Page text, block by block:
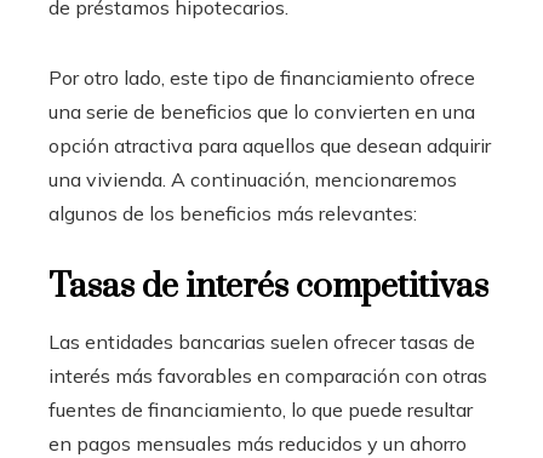
de préstamos hipotecarios.
Por otro lado, este tipo de financiamiento ofrece
una serie de beneficios que lo convierten en una
opción atractiva para aquellos que desean adquirir
una vivienda. A continuación, mencionaremos
algunos de los beneficios más relevantes:
Tasas de interés competitivas
Las entidades bancarias suelen ofrecer tasas de
interés más favorables en comparación con otras
fuentes de financiamiento, lo que puede resultar
en pagos mensuales más reducidos y un ahorro